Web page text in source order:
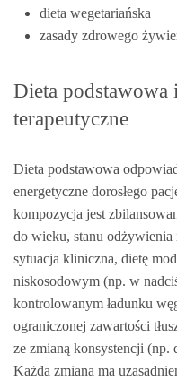
dieta wegetariańska
zasady zdrowego
Dieta
terapeutyczne
Dieta podstawowa
energetyczne dorosłego
kompozycja jest
do wieku, stanu
sytuacja kliniczna, dietę
niskosodowym (np. w
kontrolowanym ładunku
ograniczonej zawartości
ze zmianą konsystencji (np.
Każda zmiana ma